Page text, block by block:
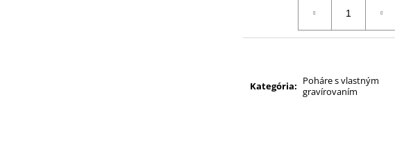
Kategória: Poháre s vlastným
gravírovaním